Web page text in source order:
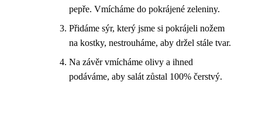
pepře. Vmícháme do pokrájené zeleniny.
Přidáme sýr, který jsme si pokrájeli nožem
na kostky, nestrouháme, aby držel stále tvar.
Na závěr vmícháme olivy a ihned
podáváme, aby salát zůstal 100% čerstvý.